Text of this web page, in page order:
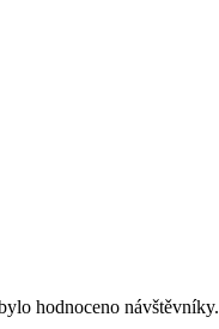
hodnoceno návštěvníky.